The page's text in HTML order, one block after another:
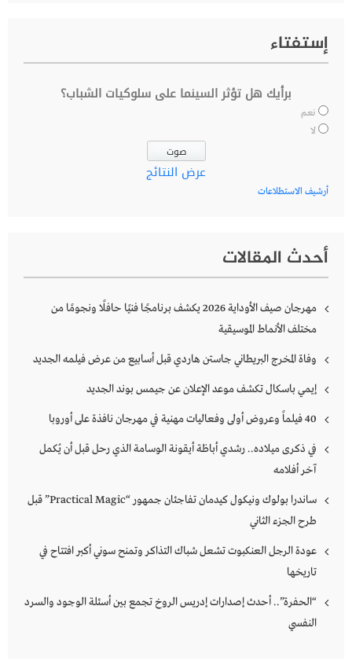
إستفتاء
برأيك هل تؤثر السينما على سلوكيات الشباب؟
نعم
لا
عرض النتائج
أرشيف الاستطلاعات
أحدث المقالات
مهرجان صيف الأوداية 2026 يكشف برنامجًا فنيًا حافلًا ونجومًا من
مختلف الأنماط الموسيقية
وفاة المخرج البريطاني جاستن هاردي قبل أسابيع من عرض فيلمه الجديد
إيمي باسكال تكشف موعد الإعلان عن جيمس بوند الجديد
40 فيلماً وعروض أولى وفعاليات مهنية في مهرجان نافذة على أوروبا
في ذكرى ميلاده.. رشدي أباظة أيقونة الوسامة الذي رحل قبل أن يُكمل
آخر أفلامه
ساندرا بولوك ونيكول كيدمان تفاجئان جمهور “Practical Magic” قبل
طرح الجزء الثاني
عودة الرجل العنكبوت تشعل شباك التذاكر وتمنح سوني أكبر افتتاح في
تاريخها
“الحفرة”.. أحدث إصدارات إدريس الروخ تجمع بين أسئلة الوجود والسرد
النفسي